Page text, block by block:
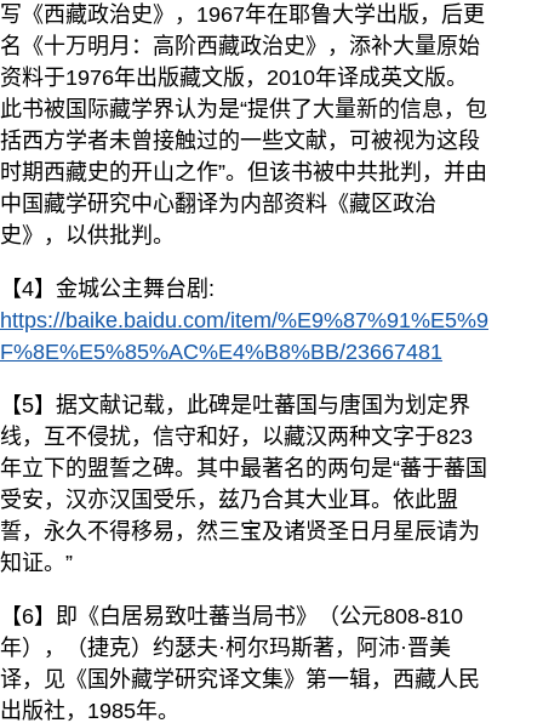
写《西藏政治史》，1967年在耶鲁大学出版，后更
名《十万明月：高阶西藏政治史》，添补大量原始
资料于1976年出版藏文版，2010年译成英文版。
此书被国际藏学界认为是“提供了大量新的信息，包
括西方学者未曾接触过的一些文献，可被视为这段
时期西藏史的开山之作”。但该书被中共批判，并由
中国藏学研究中心翻译为内部资料《藏区政治
史》，以供批判。
【4】金城公主舞台剧:
https://baike.baidu.com/item/%E9%87%91%E5%9
F%8E%E5%85%AC%E4%B8%BB/23667481
【5】据文献记载，此碑是吐蕃国与唐国为划定界
线，互不侵扰，信守和好，以藏汉两种文字于823
年立下的盟誓之碑。其中最著名的两句是“蕃于蕃国
受安，汉亦汉国受乐，兹乃合其大业耳。依此盟
誓，永久不得移易，然三宝及诸贤圣日月星辰请为
知证。”
【6】即《白居易致吐蕃当局书》（公元808-810
年），（捷克）约瑟夫·柯尔玛斯著，阿沛·晋美
译，见《国外藏学研究译文集》第一辑，西藏人民
出版社，1985年。